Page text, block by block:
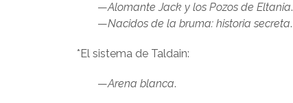
—Alomante Jack y los Pozos de Eltania.
—Nacidos de la bruma: historia secreta.
*El sistema de Taldain:
—Arena blanca.